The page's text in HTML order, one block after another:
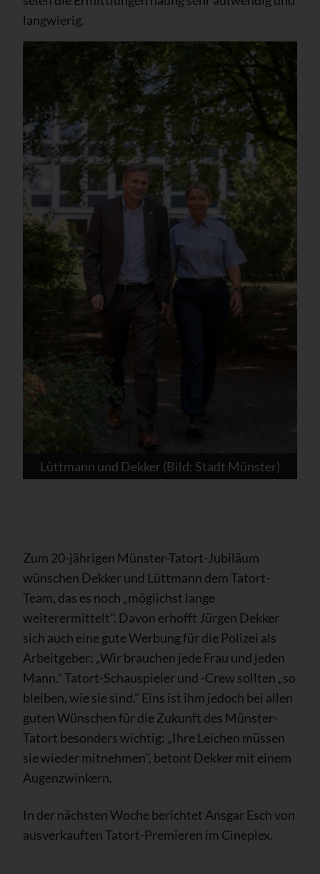
langwierig.
Lüttmann und Dekker (Bild: Stadt Münster)
Zum 20-jährigen Münster-Tatort-Jubiläum
wünschen Dekker und Lüttmann dem Tatort-
Team, das es noch „möglichst lange
weiterermittelt". Davon erhofft Jürgen Dekker
sich auch eine gute Werbung für die Polizei als
Arbeitgeber: „Wir brauchen jede Frau und jeden
Mann." Tatort-Schauspieler und -Crew sollten „so
bleiben, wie sie sind." Eins ist ihm jedoch bei allen
guten Wünschen für die Zukunft des Münster-
Tatort besonders wichtig: „Ihre Leichen müssen
sie wieder mitnehmen", betont Dekker mit einem
Augenzwinkern.
In der nächsten Woche berichtet Ansgar Esch von
ausverkauften Tatort-Premieren im Cineplex.